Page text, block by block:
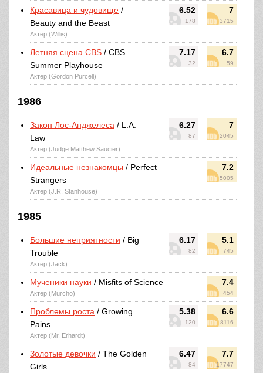
6.52
178
7
3715
Красавица и чудовище /
Beauty and the Beast
Актер (Willis)
7.17
32
6.7
59
Летняя сцена CBS / CBS
Summer Playhouse
Актер (Gordon Purcell)
1986
6.27
87
7
2045
Закон Лос-Анджелеса / L.A.
Law
Актер (Judge Matthew Saucier)
7.2
5005
Идеальные незнакомцы / Perfect
Strangers
Актер (J.R. Stanhouse)
1985
6.17
82
5.1
745
Большие неприятности / Big
Trouble
Актер (Jack)
7.4
454
Мученики науки / Misfits of Science
Актер (Murcho)
5.38
120
6.6
8116
Проблемы роста / Growing
Pains
Актер (Mr. Erhardt)
6.47
84
7.7
17747
Золотые девочки / The Golden
Girls